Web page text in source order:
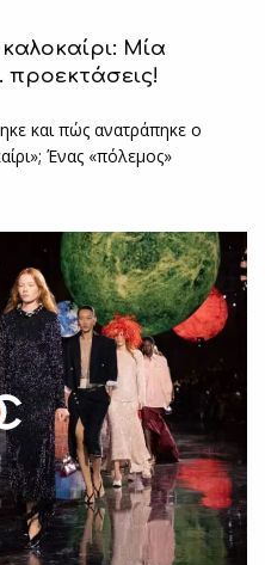
Μία
προεκτάσεις!
και πώς ανατράπηκε ο
Ένας «πόλεμος»